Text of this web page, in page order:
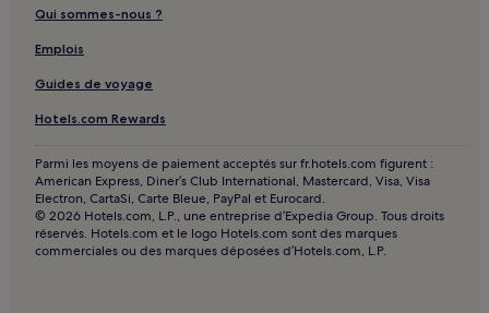
Pont-L'évêque : hôtels
Dives-Sur-Mer : hôtels Hôtels avec parking
Honfleur : hôtels Hôtels avec parking
Honfleur : hôtels Hôtels avec petit-déjeuner gratuit
Honfleur : Chambres d’hôtes
Honfleur : hôtels Hôtels d’affaires
Honfleur : hôtels
Qui sommes-nous ?
Emplois
Guides de voyage
Hotels.com Rewards
Parmi les moyens de paiement acceptés sur fr.hotels.com figurent :
American Express, Diner’s Club International, Mastercard, Visa, Visa
Electron, CartaSi, Carte Bleue, PayPal et Eurocard.
© 2026 Hotels.com, L.P., une entreprise d’Expedia Group. Tous droits
réservés. Hotels.com et le logo Hotels.com sont des marques
commerciales ou des marques déposées d’Hotels.com, L.P.